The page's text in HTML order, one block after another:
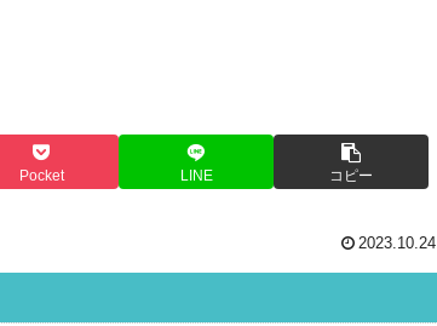
Pocket LINE コピー
2023.10.24